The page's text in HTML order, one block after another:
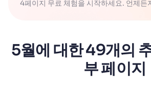
4페이지 무료 체험을 시작하세요. 언제든
5월에 대한 49개의
부 페이지